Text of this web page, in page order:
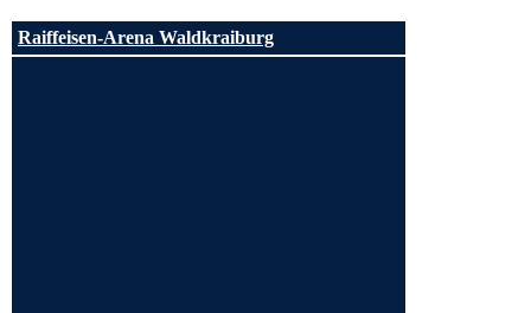
Raiffeisen-Arena Waldkraiburg